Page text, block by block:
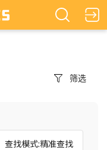
筛选
查找模式:精准查找